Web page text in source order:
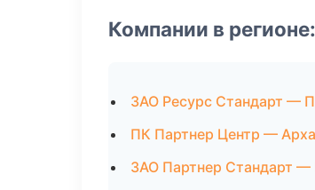
Компании в
ЗАО Ресурс Стандарт —
ПК Партнер Центр —
ЗАО Партнер Стандарт —